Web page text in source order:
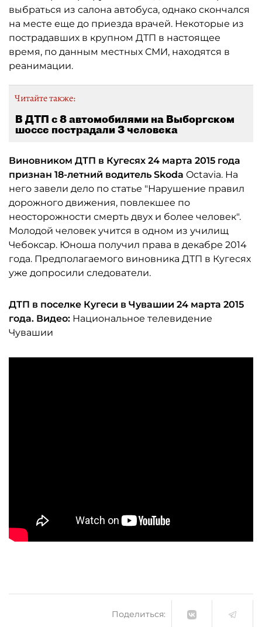
выбраться из салона автобуса, однако скончался
на месте еще до приезда врачей. Некоторые из
пострадавших в крупном ДТП в настоящее
время, по данным местных СМИ, находятся в
реанимации.
Читайте также:
В ДТП с 8 автомобилями на Выборгском
шоссе пострадали 3 человека
Виновником ДТП в Кугесях 24 марта 2015 года
признан 18-летний водитель Skoda Octavia. На
него завели дело по статье "Нарушение правил
дорожного движения, повлекшее по
неосторожности смерть двух и более человек".
Молодой человек учится в одном из училищ
Чебоксар. Юноша получил права в декабре 2014
года. Предполагаемого виновника ДТП в Кугесях
уже допросили следователи.
ДТП в поселке Кугеси в Чувашии 24 марта 2015
года. Видео: Национальное телевидение
Чувашии
Поделиться: